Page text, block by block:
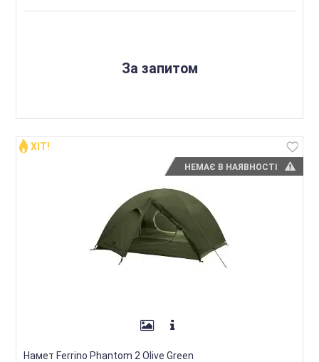
За запитом
НЕМАЄ В НАЯВНОСТІ
ХІТ!
Намет Ferrino Phantom 2 Olive Green